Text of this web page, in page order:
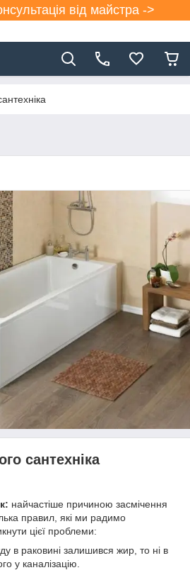
від майстра ->
сантехніка
найчастіше причиною засмічення
правил, які ми радимо
цієї проблеми:
в раковині залишився жир, то ні в
у каналізацію.